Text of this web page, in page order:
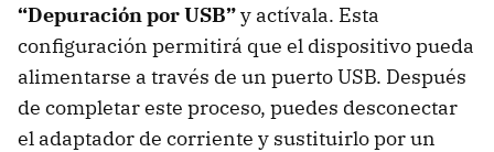
“Depuración por USB”y actívala. Esta
configuración permitirá que el dispositivo pueda
alimentarse a través de un puerto USB. Después
de completar este proceso, puedes desconectar
el adaptador de corriente y sustituirlo por un